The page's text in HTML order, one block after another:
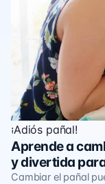
¡Adiós pañal!
Aprende a
y divertida
Cambiar el pañal